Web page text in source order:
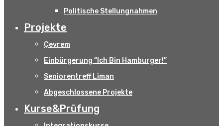
Politische Stellungnahmen
Projekte
Çevrem
Einbürgerung “Ich Bin Hamburger!”
Seniorentreff Liman
Abgeschlossene Projekte
Kurse&Prüfung